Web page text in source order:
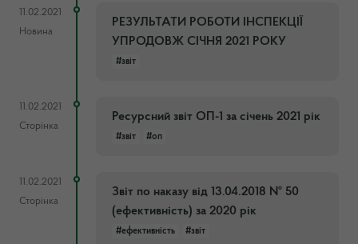
11.02.2021
Новина
РЕЗУЛЬТАТИ РОБОТИ ІНСПЕКЦІЇ
УПРОДОВЖ СІЧНЯ 2021 РОКУ
#звіт
11.02.2021
Сторінка
Ресурсний звіт ОП-1 за січень 2021 рік
#звіт #оп
11.02.2021
Сторінка
Звіт по наказу від 13.04.2018 № 50
(ефективність) за 2020 рік
#ефективність #звіт